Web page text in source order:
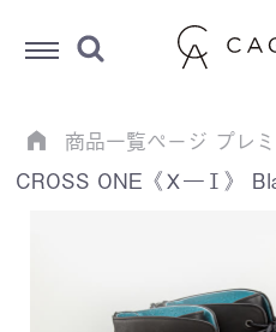
Menu
商品一覧ページ プレ
CROSS ONE《Ｘ―Ⅰ》